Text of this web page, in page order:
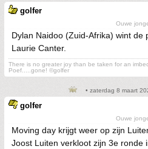
golfer
Ouwe
Dylan Naidoo (Zuid-Afrika) wint de
Laurie Canter.
There is no greater joy than be taken for an
Poef.....gone! ©golfer
• zaterdag 8 maart
golfer
Ouwe
Moving day krijgt weer op zijn
Joost Luiten verkloot zijn 3e ronde